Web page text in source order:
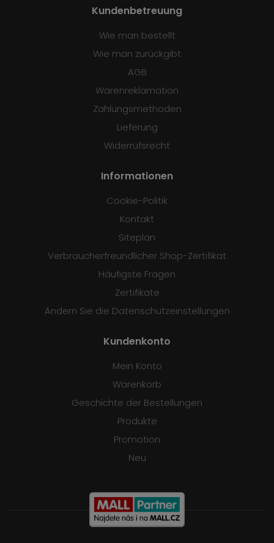
Kundenbetreuung
Wie man bestellt
Wie man zurückgibt
AGB
Warenreklamation
Zahlungsmethoden
Lieferung
Widerrufsrecht
Informationen
Cookie-Politik
Kontakt
Siteplan
Verbraucherfreundlicher Shop-Zertifikat
Häufigste Fragen
Zertifikate
Ändern Sie die Datenschutzeinstellungen
Kundenkonto
Mein Konto
Warenkorb
Geschichte der Bestellungen
Produkte
Promotion
Neu